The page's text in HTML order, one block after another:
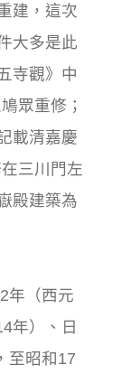
建，這次
大多是此
寺觀》中
眾重修；
載清嘉慶
三川門左
殿建築為
年（西元
年）、日
至昭和17